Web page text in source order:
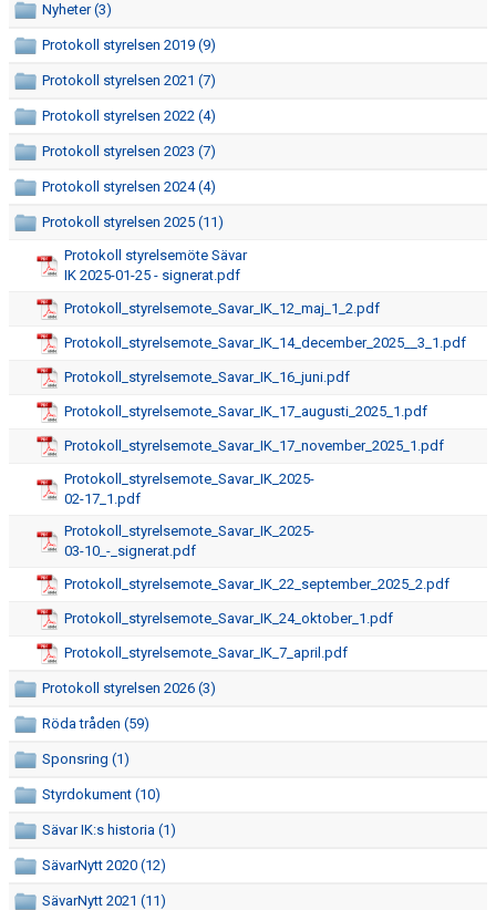
SÄVARCUPEN
Nyheter (3)
Protokoll styrelsen 2019 (9)
Protokoll styrelsen 2021 (7)
Protokoll styrelsen 2022 (4)
Protokoll styrelsen 2023 (7)
Protokoll styrelsen 2024 (4)
Protokoll styrelsen 2025 (11)
Protokoll styrelsemöte Sävar
IK 2025-01-25 - signerat.pdf
Protokoll_styrelsemote_Savar_IK_12_maj_1_2.pdf
Protokoll_styrelsemote_Savar_IK_14_december_2025__3_1.pdf
Protokoll_styrelsemote_Savar_IK_16_juni.pdf
Protokoll_styrelsemote_Savar_IK_17_augusti_2025_1.pdf
Protokoll_styrelsemote_Savar_IK_17_november_2025_1.pdf
Protokoll_styrelsemote_Savar_IK_2025-
02-17_1.pdf
Protokoll_styrelsemote_Savar_IK_2025-
03-10_-_signerat.pdf
Protokoll_styrelsemote_Savar_IK_22_september_2025_2.pdf
Protokoll_styrelsemote_Savar_IK_24_oktober_1.pdf
Protokoll_styrelsemote_Savar_IK_7_april.pdf
Protokoll styrelsen 2026 (3)
Röda tråden (59)
Sponsring (1)
Styrdokument (10)
Sävar IK:s historia (1)
SävarNytt 2020 (12)
SävarNytt 2021 (11)